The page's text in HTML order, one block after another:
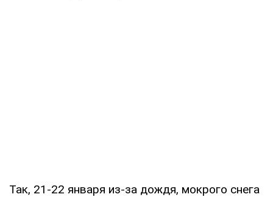
Так, 21-22 января из-за дождя, мокрого снега